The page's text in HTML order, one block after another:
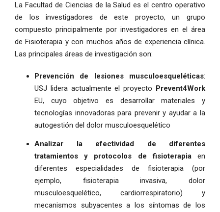
La Facultad de Ciencias de la Salud es el centro operativo
de los investigadores de este proyecto, un grupo
compuesto principalmente por investigadores en el área
de Fisioterapia y con muchos años de experiencia clínica.
Las principales áreas de investigación son:
Prevención de lesiones musculoesqueléticas:
USJ lidera actualmente el proyecto Prevent4Work
EU, cuyo objetivo es desarrollar materiales y
tecnologías innovadoras para prevenir y ayudar a la
autogestión del dolor musculoesquelético
Analizar la efectividad de diferentes
tratamientos y protocolos de fisioterapiaen
diferentes especialidades de fisioterapia (por
ejemplo, fisioterapia invasiva, dolor
musculoesquelético, cardiorrespiratorio) y
mecanismos subyacentes a los síntomas de los